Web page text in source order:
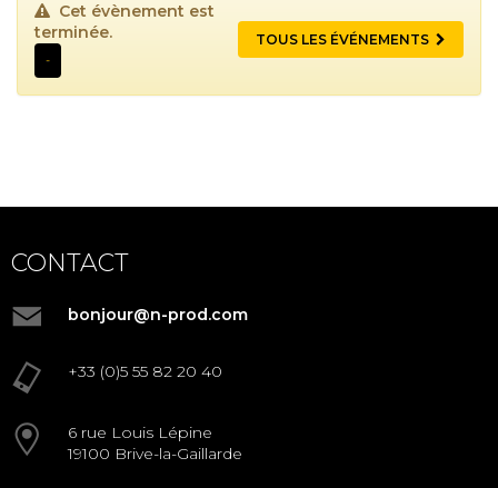
Cet évènement est
terminée.
-
TOUS LES ÉVÉNEMENTS
CONTACT
bonjour@n-prod.com
+33 (0)5 55 82 20 40
6 rue Louis Lépine
19100 Brive-la-Gaillarde